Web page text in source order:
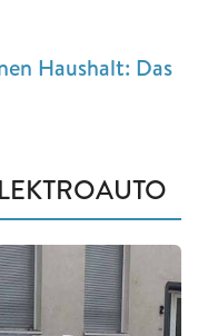
Haushalt: Das